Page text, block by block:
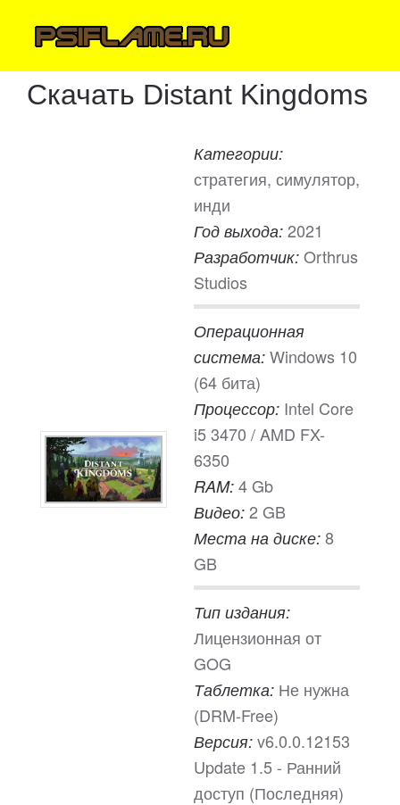
Скачать Distant Kingdoms
Категории:
стратегия, симулятор,
инди
Год выхода: 2021
Разработчик: Orthrus
Studios
Операционная
система: Windows 10
(64 бита)
Процессор: Intel Core
i5 3470 / AMD FX-
6350
RAM: 4 Gb
Видео: 2 GB
Места на диске: 8
GB
Тип издания:
Лицензионная от
GOG
Таблетка: Не нужна
(DRM-Free)
Версия: v6.0.0.12153
Update 1.5 - Ранний
доступ (Последняя)